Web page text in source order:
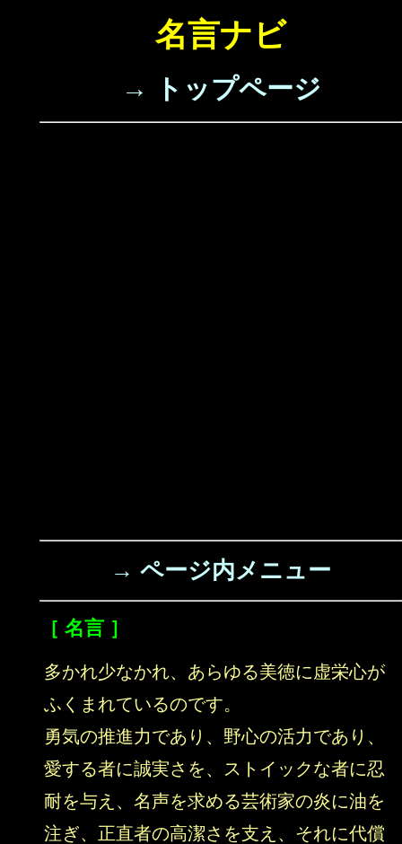
名言ナビ
→ トップページ
→ ページ内メニュー
［ 名言 ］
多かれ少なかれ、あらゆる美徳に虚栄心が
ふくまれているのです。
勇気の推進力であり、野心の活力であり、
愛する者に誠実さを、ストイックな者に忍
耐を与え、名声を求める芸術家の炎に油を
注ぎ、正直者の高潔さを支え、それに代償